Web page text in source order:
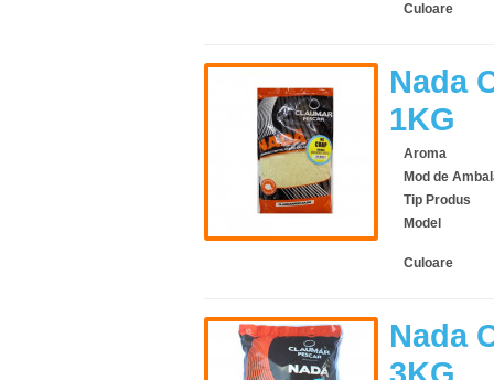
Culoare
Nada
1KG
Aroma
Mod de
Tip Produs
Model
Culoare
Nada